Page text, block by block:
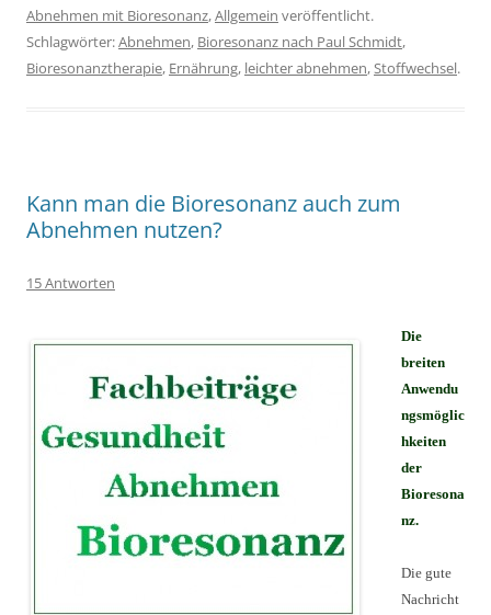
Abnehmen mit Bioresonanz,Allgemein veröffentlicht.
Schlagwörter:Abnehmen, Bioresonanz nach Paul Schmidt,
Bioresonanztherapie, Ernährung, leichter abnehmen, Stoffwechsel.
Kann man die Bioresonanz auch zum
Abnehmen nutzen?
15 Antworten
Die
breiten
Anwendu
ngsmöglic
hkeiten
der
Bioresona
nz.
Die gute
Nachricht